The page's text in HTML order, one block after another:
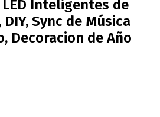
Inteligentes de
Sync de Música
Decoracion de Año